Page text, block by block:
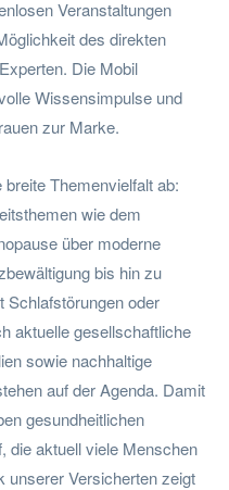
Veranstaltungen
des direkten
Die Mobil
Wissensimpulse und
zur Marke.
Themenvielfalt ab:
wie dem
über moderne
bis hin zu
Schlafstörungen oder
aktuelle gesellschaftliche
sowie nachhaltige
auf der Agenda. Damit
gesundheitlichen
die aktuell viele Menschen
unserer Versicherten zeigt